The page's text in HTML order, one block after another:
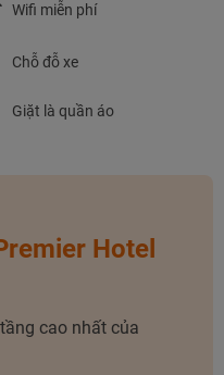
Wifi miễn phí
Chỗ đỗ xe
Giặt là quần áo
Hotel
cao nhất của